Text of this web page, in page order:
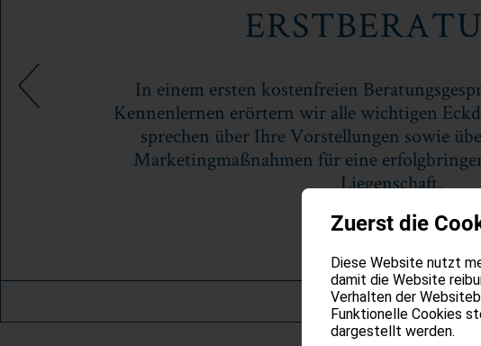
In einem ersten kostenfreien
Kennenlernen erörtern wir alle wichtigen
sprechen über Ihre Vorstellungen sowie
Marketingmaßnahmen für eine
Liegenschaft.
Zuerst die
Diese Website nutzt
damit die Website
Verhalten der
Funktionelle Cookies
dargestellt werden.